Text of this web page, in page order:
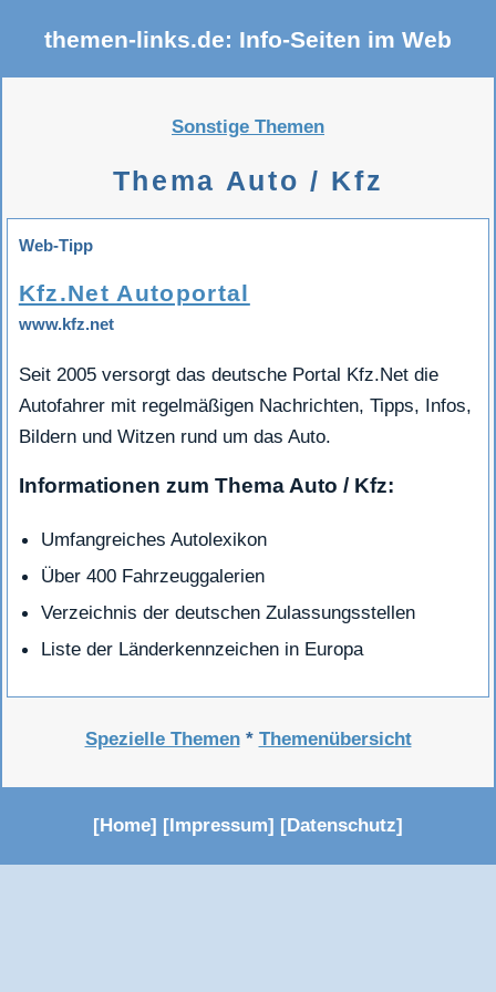
themen-links.de: Info-Seiten im Web
Sonstige Themen
Thema Auto / Kfz
Web-Tipp
Kfz.Net Autoportal
www.kfz.net
Seit 2005 versorgt das deutsche Portal Kfz.Net die
Autofahrer mit regelmäßigen Nachrichten, Tipps, Infos,
Bildern und Witzen rund um das Auto.
Informationen zum Thema Auto / Kfz:
Umfangreiches Autolexikon
Über 400 Fahrzeuggalerien
Verzeichnis der deutschen Zulassungsstellen
Liste der Länderkennzeichen in Europa
Spezielle Themen* Themenübersicht
[Home] [Impressum] [Datenschutz]